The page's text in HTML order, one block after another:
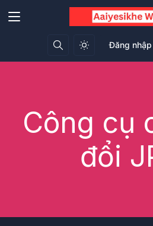
Đăng nhập
Công cụ
đổi